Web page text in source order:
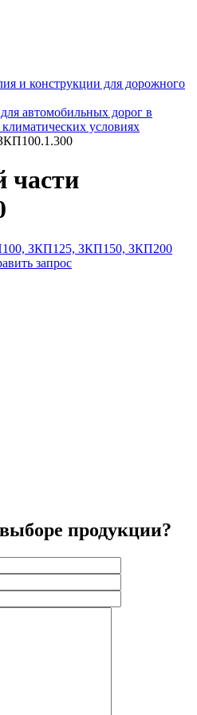
и конструкции для дорожного
автомобильных дорог в
условиях
части
запрос
продукции?